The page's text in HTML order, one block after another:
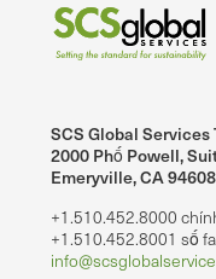
SCS Global Services
2000 Phố Powell,
Emeryville, CA
+1.510.452.8000
+1.510.452.8001 số